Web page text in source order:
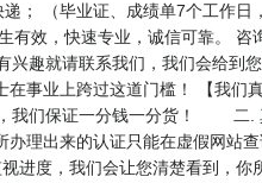
； （毕业证、成绩单7个工作日
有效，快速专业，诚信可靠。
趣就请联系我们，我们会给到
在事业上跨过这道门槛！ 【
我们保证一分钱一分货！ 二.
理出来的认证只能在虚假网站
度，我们会让您清楚看到，你